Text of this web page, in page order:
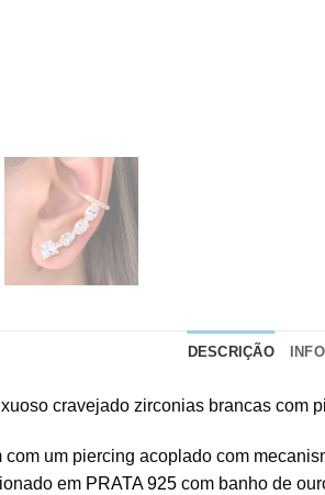
DESCRIÇÃO
cravejado zirconias brancas com
com um piercing acoplado com
em PRATA 925 com banho de